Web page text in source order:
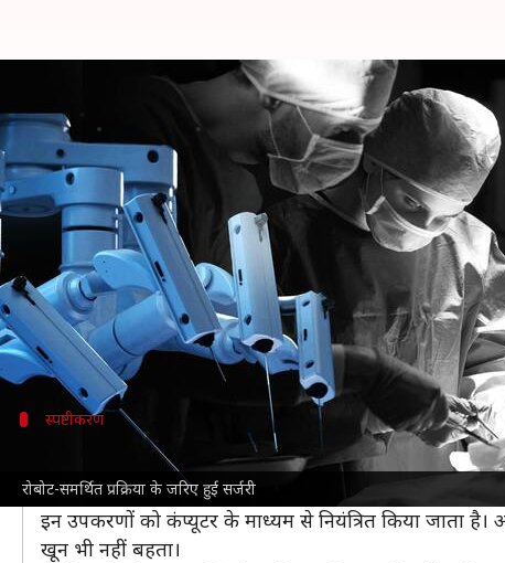
रोबोट-समर्थित प्रक्रिया के जरिए हुई सर्जरी
दिल्ली: रोबोट-समर्थित प्रक्रिया के
लेखन अंजली 01:14 pm
क्या है खबर?
डॉक्टर अब रोबोट-समर्थित सर्जिकल प्रक्रिया के जरिए सर्जरी
इसके माध्यम से शरीर के उन भागों की भी आसानी से सर्जरी
हाल ही मेंदिल्लीके एक व्यक्ति की रोबोट-समर्थित सफल
थी।
स्पष्टीकरण
रोबोट-समर्थित सर्जिकल प्रक्रिया क्या है?
रोबोट-समर्थित सर्जिकल प्रक्रिया के जरिए डॉक्टरों की टीम
इन उपकरणों को कंप्यूटर के माध्यम से नियंत्रित किया जाता है।
खून भी नहीं बहता।